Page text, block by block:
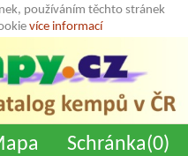
používáním těchto stránek
více informací
Schránka(0)